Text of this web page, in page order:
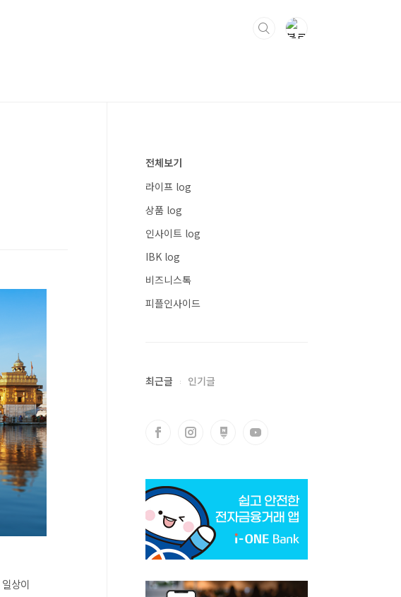
일상이
전체보기
라이프 log
상품 log
인사이트 log
IBK log
비즈니스톡
피플인사이드
최근글 인기글